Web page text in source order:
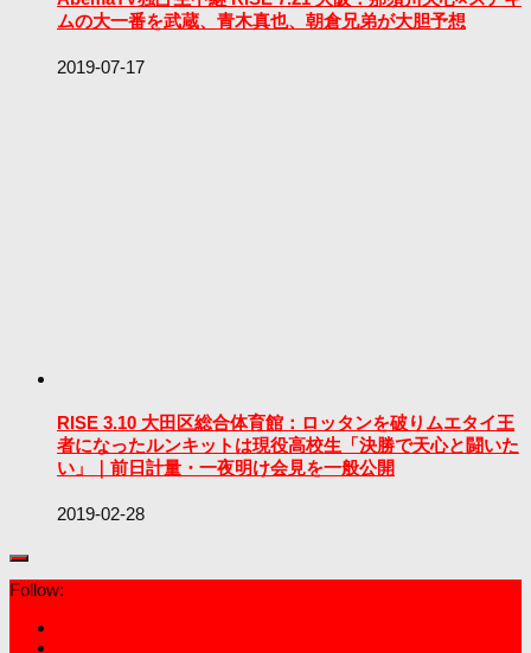
ムの大一番を武蔵、青木真也、朝倉兄弟が大胆予想
2019-07-17
RISE 3.10 大田区総合体育館：ロッタンを破りムエタイ王
者になったルンキットは現役高校生「決勝で天心と闘いた
い」｜前日計量・一夜明け会見を一般公開
2019-02-28
Follow: